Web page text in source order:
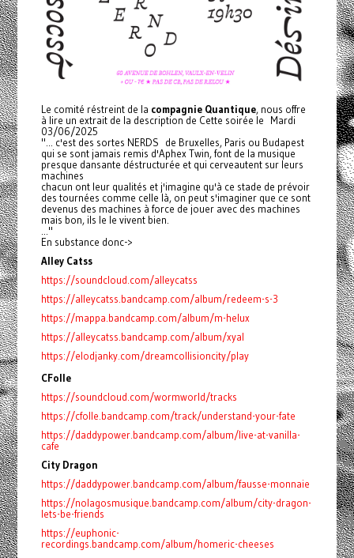
Le comité réstreint de la compagnie Quantique, nous offre
à lire un extrait de la description de Cette soirée le Mardi
03/06/2025
"... c'est des sortes NERDS de Bruxelles, Paris ou Budapest
qui se sont jamais remis d'Aphex Twin, font de la musique
presque dansante déstructurée et qui cerveautent sur leurs
machines
chacun ont leur qualités et j'imagine qu'à ce stade de prévoir
des tournées comme celle là, on peut s'imaginer que ce sont
devenus des machines à force de jouer avec des machines
mais bon, ils le le vivent bien.
..."
En substance donc->
Alley Catss
https://soundcloud.com/alleycatss
https://alleycatss.bandcamp.com/album/redeem-s-3
https://mappa.bandcamp.com/album/m-helux
https://alleycatss.bandcamp.com/album/xyal
https://elodjanky.com/dreamcollisioncity/play
CFolle
https://soundcloud.com/wormworld/tracks
https://cfolle.bandcamp.com/track/understand-your-fate
https://daddypower.bandcamp.com/album/live-at-vanilla-
cafe
City Dragon
https://daddypower.bandcamp.com/album/fausse-monnaie
https://nolagosmusique.bandcamp.com/album/city-dragon-
lets-be-friends
https://euphonic-
recordings.bandcamp.com/album/homeric-cheeses